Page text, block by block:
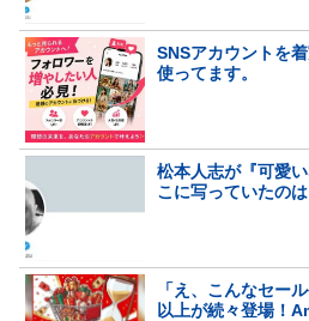
SNSアカウントを
使ってます。
松本人志が『可愛
こに写っていたの
「え、こんなセー
以上が続々登場！